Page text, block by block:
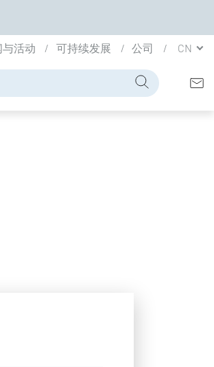
与活动 可持续发展 公司 CN